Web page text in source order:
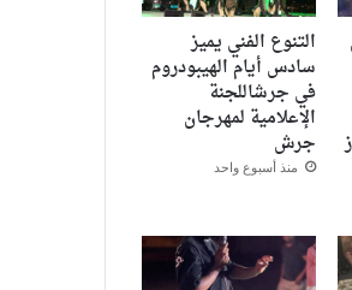
التنوع الفني يميز
سادس أيام الهيبودروم
في جرشاللجنة
الإعلامية لمهرجان
جرش
منذ أسبوع واحد